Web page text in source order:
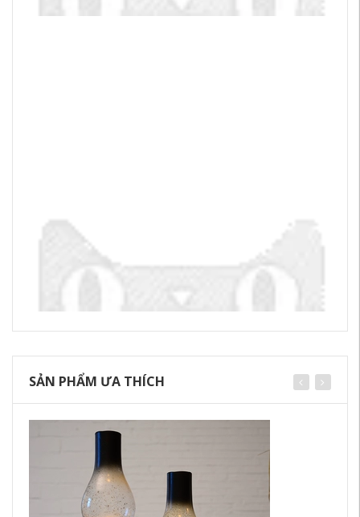
SẢN PHẨM ƯA THÍCH